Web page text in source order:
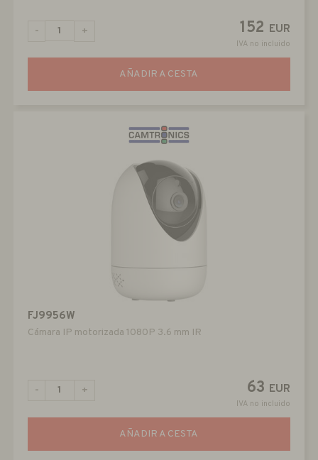
152 EUR
IVA no incluido
- +
AÑADIR A CESTA
FJ9956W
Cámara IP motorizada 1080P 3.6 mm IR
63 EUR
IVA no incluido
- +
AÑADIR A CESTA